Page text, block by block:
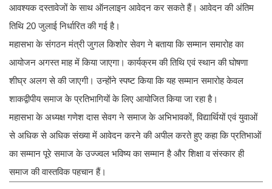
आवश्यक दस्तावेजों के साथ ऑनलाइन आवेदन कर सकते हैं। आवेदन की अंतिम
तिथि 20 जुलाई निर्धारित की गई है।
महासभा के संगठन मंत्री जुगल किशोर सेवग ने बताया कि सम्मान समारोह का
आयोजन अगस्त माह में किया जाएगा। कार्यक्रम की तिथि एवं स्थान की घोषणा
शीघ्र अलग से की जाएगी। उन्होंने स्पष्ट किया कि यह सम्मान समारोह केवल
शाकद्वीपीय समाज के प्रतिभागियों के लिए आयोजित किया जा रहा है।
महासभा के अध्यक्ष गणेश दास सेवग ने समाज के अभिभावकों, विद्यार्थियों एवं युवाओं
से अधिक से अधिक संख्या में आवेदन करने की अपील करते हुए कहा कि प्रतिभाओं
का सम्मान पूरे समाज के उज्ज्वल भविष्य का सम्मान है और शिक्षा व संस्कार ही
समाज की वास्तविक पहचान हैं।